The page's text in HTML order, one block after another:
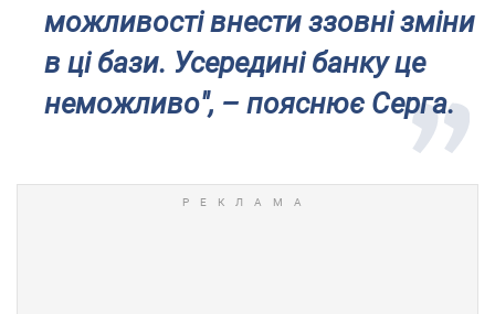
можливості внести ззовні зміни
в ці бази. Усередині банку це
неможливо", – пояснює Серга.